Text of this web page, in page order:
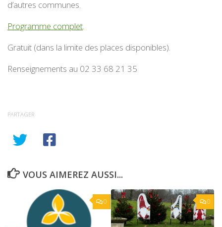
d’autres communes.
Programme complet.
Gratuit (dans la limite des places disponibles).
Renseignements au 02 33 68 21 35
PARTAGER
VOUS AIMEREZ AUSSI...
0 0